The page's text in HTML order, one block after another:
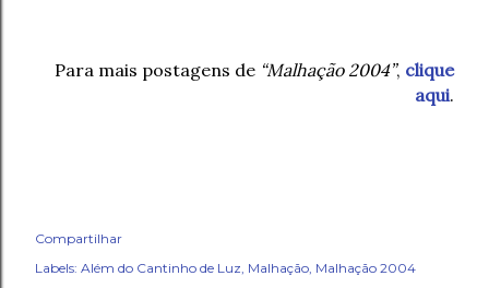
Para mais postagens de “Malhação 2004”, clique
aqui.
Compartilhar
Labels: Além do Cantinho de Luz Malhação Malhação 2004